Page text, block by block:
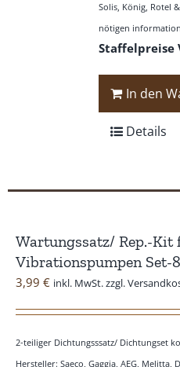
Solis, König, Rotel
nötigen
Staffelpreise
In den
Details
Wartungssatz/ Rep.-Kit
Vibrationspumpen Set-8
3,99 € inkl. MwSt. zzgl.
2-teiliger Dichtungsssatz/ Dichtungset
Hersteller: Saeco, Gaggia, AEG, Melitta,